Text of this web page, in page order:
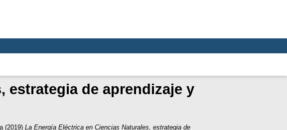
estrategia de aprendizaje y
(2019) La Energía Eléctrica en Ciencias Naturales, estrategia de